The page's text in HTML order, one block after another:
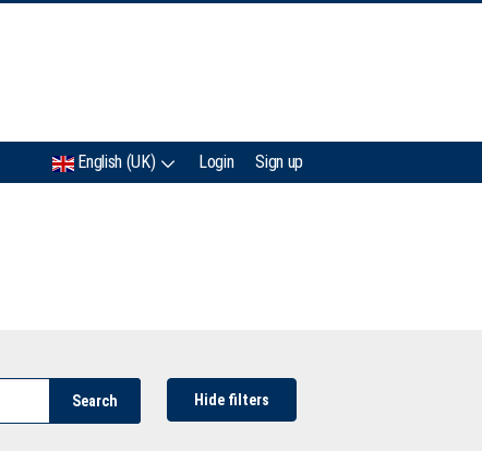
English (UK) Login Sign up
Search Hide filters